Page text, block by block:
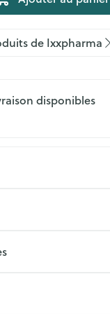
de Ixxpharma
disponibles